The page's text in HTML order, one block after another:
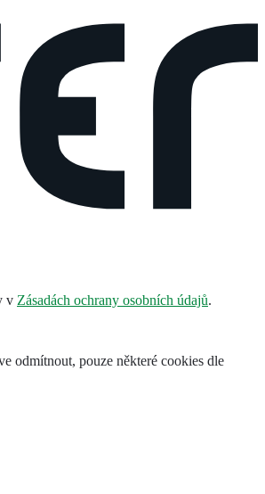
v Zásadách ochrany osobních údajů.
odmítnout, pouze některé cookies dle